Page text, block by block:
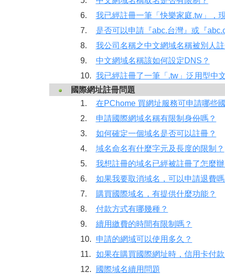
6.
我已經註冊一筆「快樂家庭.tw」，
7.
是否可以申請『abc.台灣』或『
8.
我公司名稱之中文網域名稱被別人
9.
中文網域名稱該如何設定DNS？
10. 我已經註冊了一筆「.tw」泛用型中
國際網址註冊問題
1.
在PChome 買網址服務可申請哪些
2.
申請國際網域名稱有限制身份嗎？
3.
如何確定一個域名是否可以註冊？
4.
域名命名有什麼字元及長度的限制？
5.
我想註冊的域名已經被註冊了怎麼
6.
如果我要取消域名，可以申請退費
7.
購買國際域名，有提供什麼功能？
8.
付款方式有哪幾種？
9.
續用繳費的時間有限制嗎？
10.
申請的網域可以使用多久？
11.
如果在購買國際網址時，信用卡付
12.
國際域名續用問題